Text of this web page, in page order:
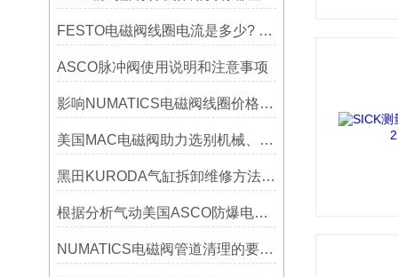
FESTO电磁阀线圈电流是多少? 运算方法详解
ASCO脉冲阀使用说明和注意事项
影响NUMATICS电磁阀线圈价格有哪些因素？
美国MAC电磁阀助力选别机械、包装机械高效运行
黑田KURODA气缸拆卸维修方法-气缸密封圈损坏原因
根据分析气动美国ASCO防爆电磁阀的选型？
NUMATICS电磁阀管道清理的要点说明书有哪些？